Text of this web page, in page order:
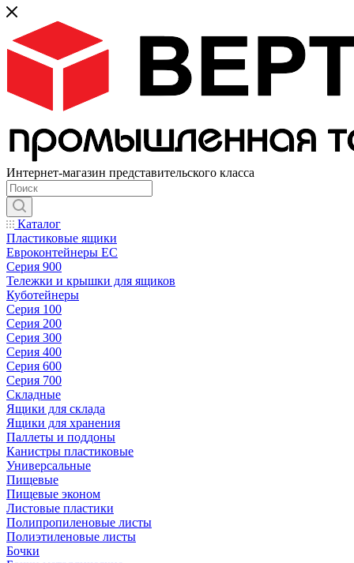
Интернет-магазин представительского класса
Каталог
Пластиковые ящики
Евроконтейнеры ЕС
Серия 900
Тележки и крышки для ящиков
Куботейнеры
Серия 100
Серия 200
Серия 300
Серия 400
Серия 600
Серия 700
Складные
Ящики для склада
Ящики для хранения
Паллеты и поддоны
Канистры пластиковые
Универсальные
Пищевые
Пищевые эконом
Листовые пластики
Полипропиленовые листы
Полиэтиленовые листы
Бочки